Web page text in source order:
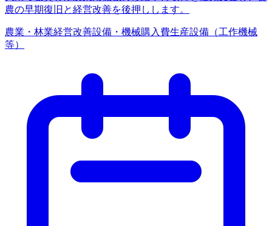
農の早期復旧と経営改善を後押しします。
農業・林業経営改善設備・機械購入費生産設備（工作機械
等）